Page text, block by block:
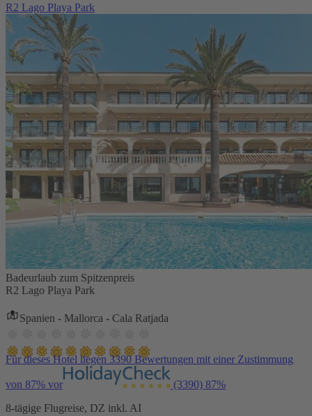
R2 Lago Playa Park
Badeurlaub zum Spitzenpreis
R2 Lago Playa Park
Spanien - Mallorca - Cala Ratjada
Für dieses Hotel liegen 3390 Bewertungen mit einer Zustimmung
von 87% vor (3390) 87%
8-tägige Flugreise, DZ inkl. AI